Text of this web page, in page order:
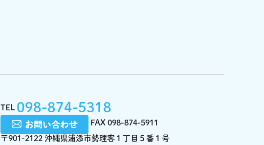
TEL 098-874-5318
FAX 098-874-5911
〒901-2122 沖縄県浦添市勢理客１丁目５番１号